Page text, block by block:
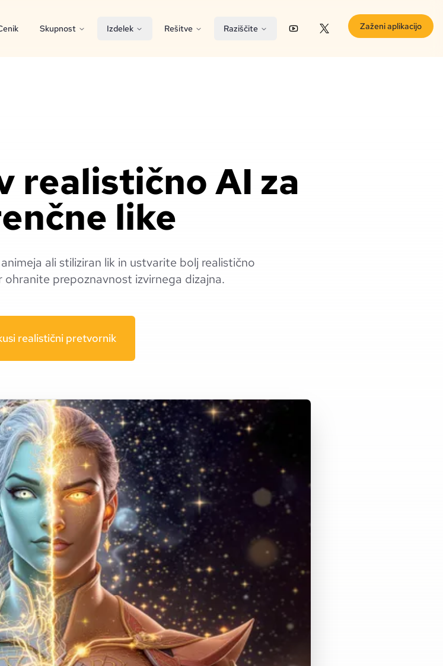
Skupnost Izdelek Rešitve Raziščite YouTubeX (Twitter)
Zaženi aplikacijo
realistično AI za
like
ali stiliziran lik in ustvarite bolj realistično
ohranite prepoznavnost izvirnega dizajna.
realistični pretvornik